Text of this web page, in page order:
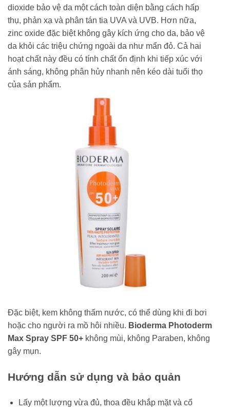
dioxide bảo vệ da một cách toàn diện bằng cách hấp
thụ, phản xạ và phân tán tia UVA và UVB. Hơn nữa,
zinc oxide đặc biệt không gây kích ứng cho da, bảo vệ
da khỏi các triệu chứng ngoài da như mẩn đỏ. Cả hai
hoạt chất này đều có tính chất ổn định khi tiếp xúc với
ánh sáng, không phân hủy nhanh nên kéo dài tuổi thọ
của sản phẩm.
Đặc biệt, kem không thấm nước, có thể dùng khi đi bơi
hoặc cho người ra mồ hôi nhiều. Bioderma Photoderm
Max Spray SPF 50+ không mùi, không Paraben, không
gây mụn.
Hướng dẫn sử dụng và bảo quản
Lấy một lượng vừa đủ, thoa đều khắp mặt và cổ